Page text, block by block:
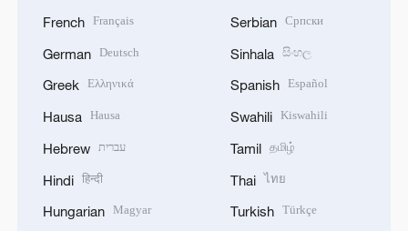
French Français
German Deutsch
Greek Ελληνικά
Hausa Hausa
Hebrew עברית
Hindi हिन्दी
Hungarian Magyar
Serbian Српски
Sinhala සිංහල
Spanish Español
Swahili Kiswahili
Tamil தமிழ்
Thai ไทย
Turkish Türkçe